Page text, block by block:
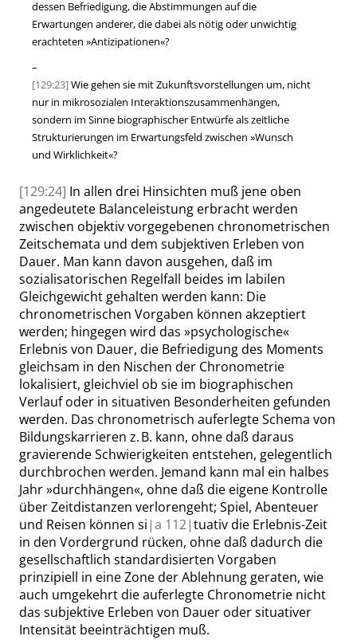
dessen Befriedigung, die Abstimmungen auf die
Erwartungen anderer, die dabei als nötig oder unwichtig
erachteten »Antizipationen«?
–
[129:23]Wie gehen sie mit Zukunftsvorstellungen um, nicht
nur in mikrosozialen Interaktionszusammenhängen,
sondern im Sinne biographischer Entwürfe als zeitliche
Strukturierungen im Erwartungsfeld zwischen »Wunsch
und Wirklichkeit«?
[129:24] In allen drei Hinsichten muß jene oben
angedeutete Balanceleistung erbracht werden
zwischen objektiv vorgegebenen chronometrischen
Zeitschemata und dem subjektiven Erleben von
Dauer. Man kann davon ausgehen, daß im
sozialisatorischen Regelfall beides im labilen
Gleichgewicht gehalten werden kann: Die
chronometrischen Vorgaben können akzeptiert
werden; hingegen wird das »psychologische«
Erlebnis von Dauer, die Befriedigung des Moments
gleichsam in den Nischen der Chronometrie
lokalisiert, gleichviel ob sie im biographischen
Verlauf oder in situativen Besonderheiten gefunden
werden. Das chronometrisch auferlegte Schema von
Bildungskarrieren z. B. kann, ohne daß daraus
gravierende Schwierigkeiten entstehen, gelegentlich
durchbrochen werden. Jemand kann mal ein halbes
Jahr»durchhängen«, ohne daß die eigene Kontrolle
über Zeitdistanzen verlorengeht; Spiel, Abenteuer
und Reisen können si |a 112|tuativ die Erlebnis-Zeit
in den Vordergrund rücken, ohne daß dadurch die
gesellschaftlich standardisierten Vorgaben
prinzipiell in eine Zone der Ablehnung geraten, wie
auch umgekehrt die auferlegte Chronometrie nicht
das subjektive Erleben von Dauer oder situativer
Intensität beeinträchtigen muß.